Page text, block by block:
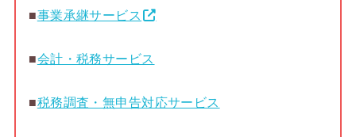
■事業承継サービス
■会計・税務サービス
■税務調査・無申告対応サービス